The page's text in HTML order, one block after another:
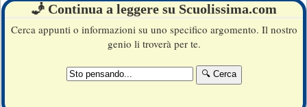
🧞 Continua a leggere su Scuolissima.com
Cerca appunti o informazioni su uno specifico argomento. Il nostro
genio li troverà per te.